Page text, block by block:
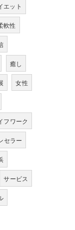
エット
軟性
癒し
女性
フワーク
セラー
サービス